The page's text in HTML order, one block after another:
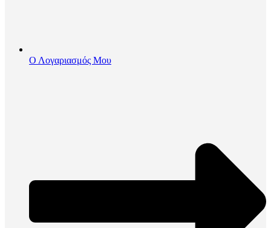
Ο Λογαριασμός Μου